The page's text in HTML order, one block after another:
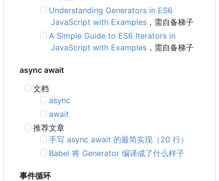
Understanding Generators in ES6
JavaScript with Examples ，需自备梯子
A Simple Guide to ES6 Iterators in
JavaScript with Examples ，需自备梯子
async await
文档
async
await
推荐文章
手写 async await 的最简实现 （20 行）
Babel 将 Generator 编译成了什么样子
事件循环